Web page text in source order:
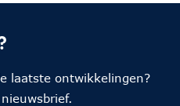
laatste ontwikkelingen?